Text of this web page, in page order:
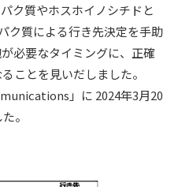
ク質やホスホイノシチドと
ク質による行き先決定を手助
必要なタイミングに、正確
ことを見いだしました。
」に 2024年3月20
。